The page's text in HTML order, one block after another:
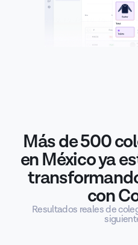
Más de 500
en México ya
con
Resultados reales de